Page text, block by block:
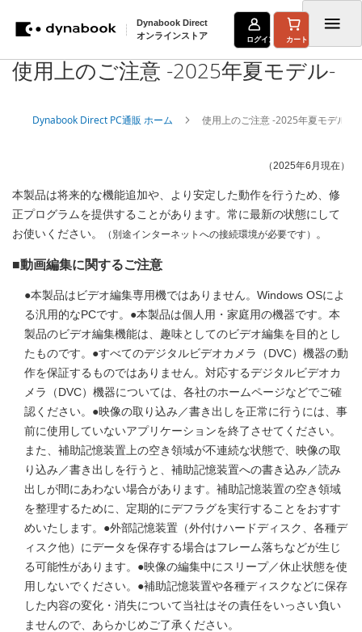
Dynabook Direct
オンラインストア
コ
に
ログイン カート
使用上のご注意 -2025年夏モデル-
Dynabook Direct PC通販 ホーム 使用上のご注意 -2025年夏モデル-
（2025年6月現在）
本製品は将来的な機能追加や、より安定した動作を行うため、修
正プログラムを提供することがあります。常に最新の状態にして
お使いください。
（別途インターネットへの接続環境が必要です） 。
■動画編集に関するご注意
●本製品はビデオ編集専用機ではありません。Windows OSによ
る汎用的なPCです。●本製品は個人用・家庭用の機器です。本
製品のビデオ編集機能は、趣味としてのビデオ編集を目的とし
たものです。●すべてのデジタルビデオカメラ（DVC）機器の動
作を保証するものではありません。対応するデジタルビデオカ
メラ（DVC）機器については、各社のホームページなどでご確
認ください。●映像の取り込み／書き出しを正常に行うには、事
前に使用していないアプリケーションを終了させてください。
また、補助記憶装置上の空き領域が不連続な状態で、映像の取
り込み／書き出しを行うと、補助記憶装置への書き込み／読み
出しが間にあわない場合があります。補助記憶装置の空き領域
を整理するために、定期的にデフラグを実行することをおすす
めいたします。●外部記憶装置（外付けハードディスク、各種デ
ィスク他）にデータを保存する場合はフレーム落ちなどが生じ
る可能性があります。●映像の編集中にスリープ／休止状態を使
用しないでください。●補助記憶装置や各種ディスクなどに保存
した内容の変化・消失について当社はその責任をいっさい負い
ませんので、あらかじめご了承ください。